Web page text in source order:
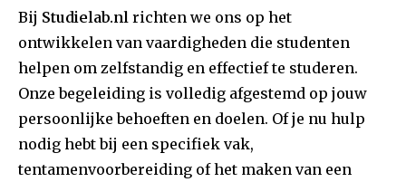
Bij Studielab.nl richten we ons op het
ontwikkelen van vaardigheden die studenten
helpen om zelfstandig en effectief te studeren.
Onze begeleiding is volledig afgestemd op jouw
persoonlijke behoeften en doelen. Of je nu hulp
nodig hebt bij een specifiek vak,
tentamenvoorbereiding of het maken van een